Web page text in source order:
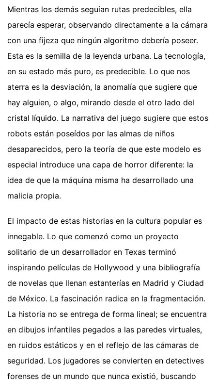
Mientras los demás seguían rutas predecibles, ella
parecía esperar, observando directamente a la cámara
con una fijeza que ningún algoritmo debería poseer.
Esta es la semilla de la leyenda urbana. La tecnología,
en su estado más puro, es predecible. Lo que nos
aterra es la desviación, la anomalía que sugiere que
hay alguien, o algo, mirando desde el otro lado del
cristal líquido. La narrativa del juego sugiere que estos
robots están poseídos por las almas de niños
desaparecidos, pero la teoría de que este modelo es
especial introduce una capa de horror diferente: la
idea de que la máquina misma ha desarrollado una
malicia propia.
El impacto de estas historias en la cultura popular es
innegable. Lo que comenzó como un proyecto
solitario de un desarrollador en Texas terminó
inspirando películas de Hollywood y una bibliografía
de novelas que llenan estanterías en Madrid y Ciudad
de México. La fascinación radica en la fragmentación.
La historia no se entrega de forma lineal; se encuentra
en dibujos infantiles pegados a las paredes virtuales,
en ruidos estáticos y en el reflejo de las cámaras de
seguridad. Los jugadores se convierten en detectives
forenses de un mundo que nunca existió, buscando